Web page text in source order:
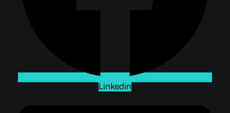
Linkedin